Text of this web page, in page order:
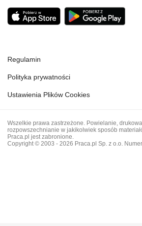
Regulamin
Polityka prywatności
Ustawienia Plików Cookies
Wszelkie prawa zastrzeżone. Powielanie,
rozpowszechnianie w jakikolwiek sposób
Praca.pl jest zabronione.
Copyright © 2003 - 2026 Praca.pl Sp. z o.o.